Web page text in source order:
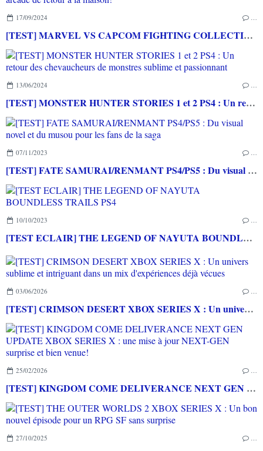
17/09/2024
[TEST] MARVEL VS CAPCOM FIGHTING COLLECTION : ARCADE CLASSICS PS4 : Des très bons jeux vidéo sortis en arcade de retour à la maison!
13/06/2024
[TEST] MONSTER HUNTER STORIES 1 et 2 PS4 : Un retour des chevaucheurs de monstres sublime et passionnant
07/11/2023
[TEST] FATE SAMURAI/RENMANT PS4/PS5 : Du visual novel et du musou pour les fans de la saga
10/10/2023
[TEST ECLAIR] THE LEGEND OF NAYUTA BOUNDLESS TRAILS PS4
03/06/2026
[TEST] CRIMSON DESERT XBOX SERIES X : Un univers sublime et intriguant dans un mix d'expériences déjà vécues
25/02/2026
[TEST] KINGDOM COME DELIVERANCE NEXT GEN UPDATE XBOX SERIES X : une mise à jour NEXT-GEN surprise et bien venue!
27/10/2025